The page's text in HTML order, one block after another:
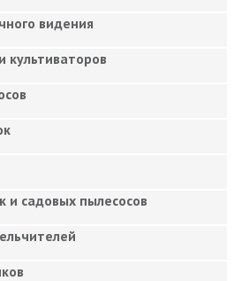
видения
культиваторов
и садовых пылесосов